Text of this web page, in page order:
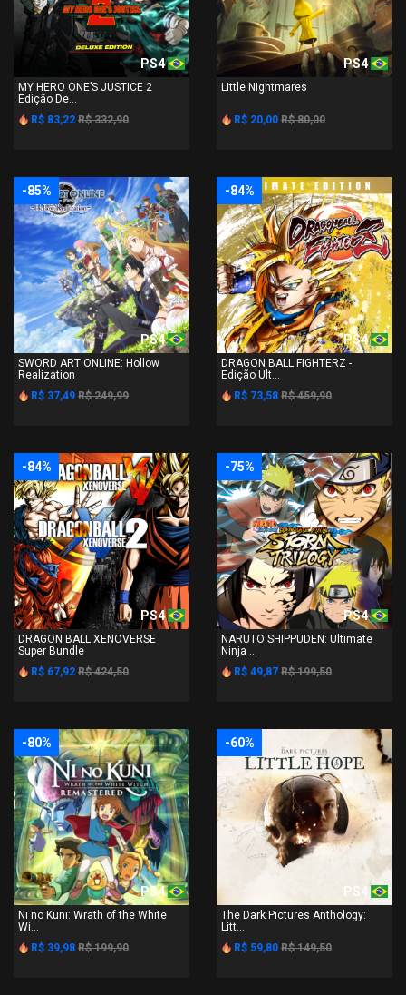
PS4
MY HERO ONE’S JUSTICE 2
Edição De...
R$ 83,22 R$ 332,90
PS4
Little Nightmares
R$ 20,00 R$ 80,00
-85%
PS4
SWORD ART ONLINE: Hollow
Realization
R$ 37,49 R$ 249,99
-84%
PS4
DRAGON BALL FIGHTERZ -
Edição Ult...
R$ 73,58 R$ 459,90
-84%
PS4
DRAGON BALL XENOVERSE
Super Bundle
R$ 67,92 R$ 424,50
-75%
PS4
NARUTO SHIPPUDEN: Ultimate
Ninja ...
R$ 49,87 R$ 199,50
-80%
PS4
Ni no Kuni: Wrath of the White
Wi...
R$ 39,98 R$ 199,90
-60%
PS4
The Dark Pictures Anthology:
Litt...
R$ 59,80 R$ 149,50